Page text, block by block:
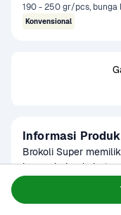
Konvensional
Informasi Produk
Brokoli Super
besar daripada
Produk ini dapat